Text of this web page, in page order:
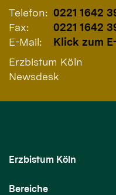
Telefon: 0221 1642
Fax:
0221 1642
E-Mail:
Klick zum
Erzbistum Köln
Newsdesk
Erzbistum Köln
Bereiche